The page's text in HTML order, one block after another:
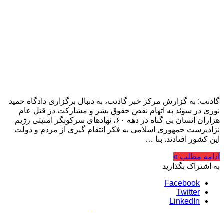
گادتب: به گزارش مرکز خبر گادتب، به دنبال برگزاری دادگاه حمید
نوری در سوئد به اتهام نقض حقوق بشر و مشارکت در قتل عام
هزاران انسان بی گناه در دهه ۶۰، نهادهای سرکوبگر امنیتی رژیم
نژادپرست جمهوری اسلامی به فکر انتقام گیری از مردم و دولت
این کشور افتادند. بنا …
ادامه مطلب »
به اشتراک بگذارید
Facebook
Twitter
LinkedIn